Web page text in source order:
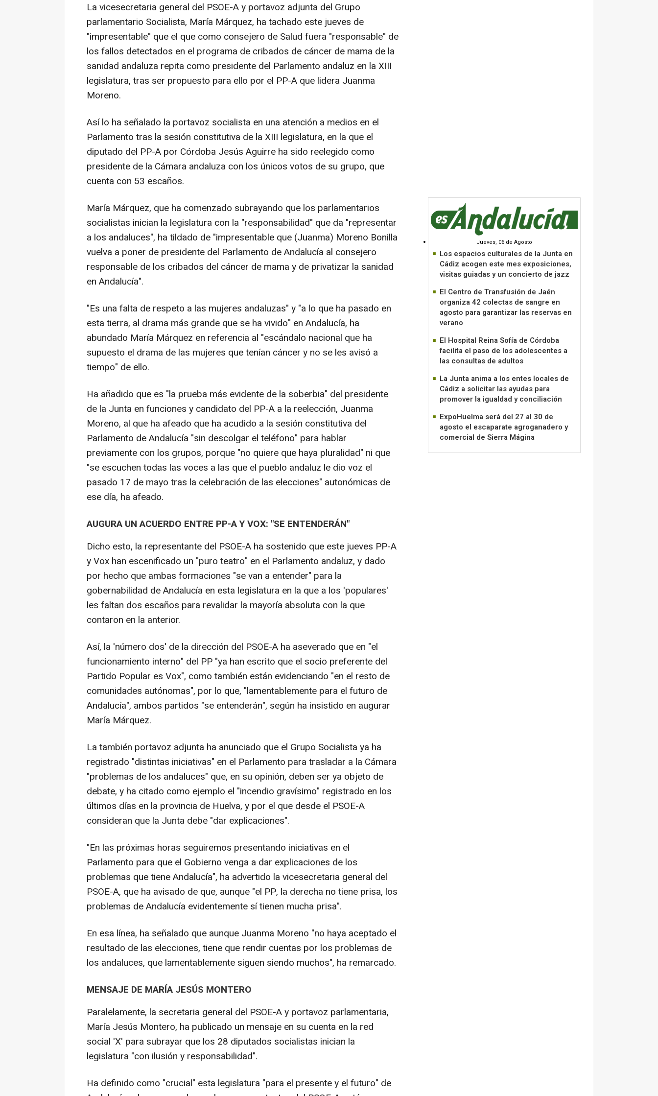
La vicesecretaria general del PSOE-A y portavoz adjunta del Grupo
parlamentario Socialista, María Márquez, ha tachado este jueves de
"impresentable" que el que como consejero de Salud fuera "responsable" de
los fallos detectados en el programa de cribados de cáncer de mama de la
sanidad andaluza repita como presidente del Parlamento andaluz en la XIII
legislatura, tras ser propuesto para ello por el PP-A que lidera Juanma
Moreno.
Así lo ha señalado la portavoz socialista en una atención a medios en el
Parlamento tras la sesión constitutiva de la XIII legislatura, en la que el
diputado del PP-A por Córdoba Jesús Aguirre ha sido reelegido como
presidente de la Cámara andaluza con los únicos votos de su grupo, que
cuenta con 53 escaños.
María Márquez, que ha comenzado subrayando que los parlamentarios
socialistas inician la legislatura con la "responsabilidad" que da "representar
a los andaluces", ha tildado de "impresentable que (Juanma) Moreno Bonilla
vuelva a poner de presidente del Parlamento de Andalucía al consejero
responsable de los cribados del cáncer de mama y de privatizar la sanidad
en Andalucía".
"Es una falta de respeto a las mujeres andaluzas" y "a lo que ha pasado en
esta tierra, al drama más grande que se ha vivido" en Andalucía, ha
abundado María Márquez en referencia al "escándalo nacional que ha
supuesto el drama de las mujeres que tenían cáncer y no se les avisó a
tiempo" de ello.
Ha añadido que es "la prueba más evidente de la soberbia" del presidente
de la Junta en funciones y candidato del PP-A a la reelección, Juanma
Moreno, al que ha afeado que ha acudido a la sesión constitutiva del
Parlamento de Andalucía "sin descolgar el teléfono" para hablar
previamente con los grupos, porque "no quiere que haya pluralidad" ni que
"se escuchen todas las voces a las que el pueblo andaluz le dio voz el
pasado 17 de mayo tras la celebración de las elecciones" autonómicas de
ese día, ha afeado.
AUGURA UN ACUERDO ENTRE PP-A Y VOX: "SE ENTENDERÁN"
Dicho esto, la representante del PSOE-A ha sostenido que este jueves PP-A
y Vox han escenificado un "puro teatro" en el Parlamento andaluz, y dado
por hecho que ambas formaciones "se van a entender" para la
gobernabilidad de Andalucía en esta legislatura en la que a los 'populares'
les faltan dos escaños para revalidar la mayoría absoluta con la que
contaron en la anterior.
Así, la 'número dos' de la dirección del PSOE-A ha aseverado que en "el
funcionamiento interno" del PP "ya han escrito que el socio preferente del
Partido Popular es Vox", como también están evidenciando "en el resto de
comunidades autónomas", por lo que, "lamentablemente para el futuro de
Andalucía", ambos partidos "se entenderán", según ha insistido en augurar
María Márquez.
La también portavoz adjunta ha anunciado que el Grupo Socialista ya ha
registrado "distintas iniciativas" en el Parlamento para trasladar a la Cámara
"problemas de los andaluces" que, en su opinión, deben ser ya objeto de
debate, y ha citado como ejemplo el "incendio gravísimo" registrado en los
últimos días en la provincia de Huelva, y por el que desde el PSOE-A
consideran que la Junta debe "dar explicaciones".
"En las próximas horas seguiremos presentando iniciativas en el
Parlamento para que el Gobierno venga a dar explicaciones de los
problemas que tiene Andalucía", ha advertido la vicesecretaria general del
PSOE-A, que ha avisado de que, aunque "el PP, la derecha no tiene prisa, los
problemas de Andalucía evidentemente sí tienen mucha prisa".
En esa línea, ha señalado que aunque Juanma Moreno "no haya aceptado el
resultado de las elecciones, tiene que rendir cuentas por los problemas de
los andaluces, que lamentablemente siguen siendo muchos", ha remarcado.
MENSAJE DE MARÍA JESÚS MONTERO
Paralelamente, la secretaria general del PSOE-A y portavoz parlamentaria,
María Jesús Montero, ha publicado un mensaje en su cuenta en la red
social 'X' para subrayar que los 28 diputados socialistas inician la
legislatura "con ilusión y responsabilidad".
Ha definido como "crucial" esta legislatura "para el presente y el futuro" de
Jueves, 06 de Agosto
Los espacios culturales de la Junta en
Cádiz acogen este mes exposiciones,
visitas guiadas y un concierto de jazz
El Centro de Transfusión de Jaén
organiza 42 colectas de sangre en
agosto para garantizar las reservas en
verano
El Hospital Reina Sofía de Córdoba
facilita el paso de los adolescentes a
las consultas de adultos
La Junta anima a los entes locales de
Cádiz a solicitar las ayudas para
promover la igualdad y conciliación
ExpoHuelma será del 27 al 30 de
agosto el escaparate agroganadero y
comercial de Sierra Mágina